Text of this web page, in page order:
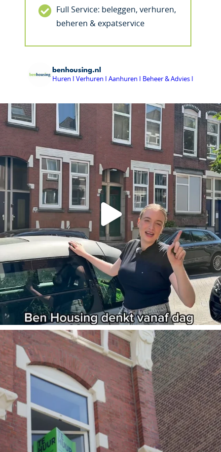
Full Service: beleggen, verhuren,
beheren & expatservice
benhousing.nl
Huren I Verhuren I Aanhuren I Beheer & Advies I